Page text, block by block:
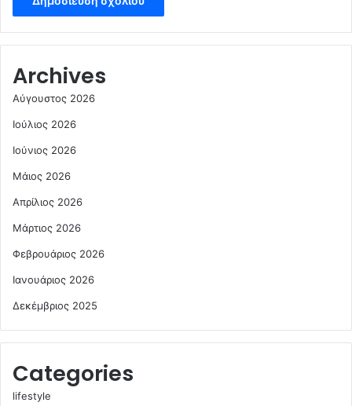
Archives
Αύγουστος 2026
Ιούλιος 2026
Ιούνιος 2026
Μάιος 2026
Απρίλιος 2026
Μάρτιος 2026
Φεβρουάριος 2026
Ιανουάριος 2026
Δεκέμβριος 2025
Categories
lifestyle